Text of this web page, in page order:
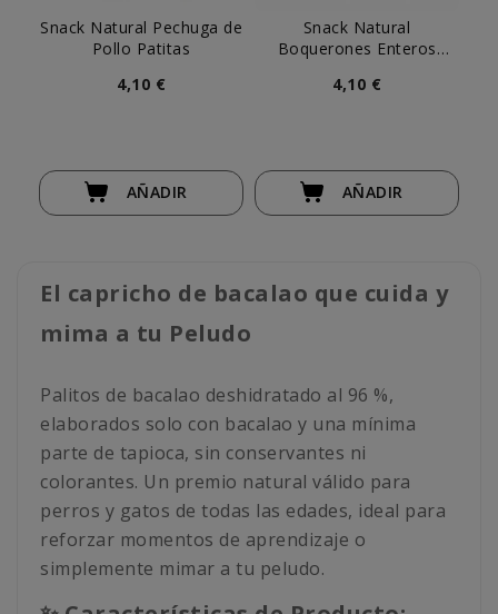
Snack Natural Pechuga de
Pollo Patitas
4,10 €
AÑADIR
Snack Natural
Boquerones Enteros
4,10 €
AÑADIR
El capricho de bacalao que cuida y
mima a tu Peludo
Palitos de bacalao deshidratado al 96 %,
elaborados solo con bacalao y una mínima
parte de tapioca, sin conservantes ni
colorantes. Un premio natural válido para
perros y gatos de todas las edades, ideal para
reforzar momentos de aprendizaje o
simplemente mimar a tu peludo.